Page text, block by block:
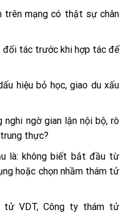
trên mạng có thật sự chân
đối tác trước khi hợp tác để
hiệu bỏ học, giao du xấu
nghi ngờ gian lận nội bộ, rò
thực?
là: không biết bắt đầu từ
hoặc chọn nhầm thám tử
VDT, Công ty thám tử